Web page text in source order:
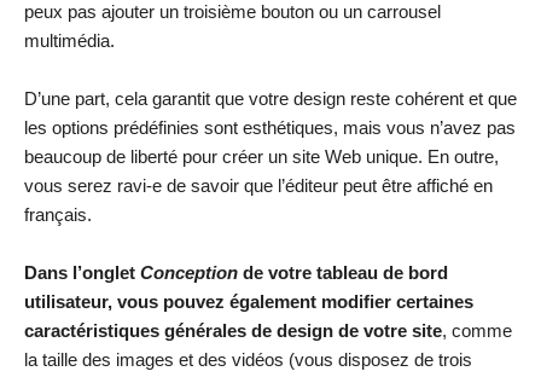
peux pas ajouter un troisième bouton ou un carrousel
multimédia.
D’une part, cela garantit que votre design reste cohérent et que
les options prédéfinies sont esthétiques, mais vous n’avez pas
beaucoup de liberté pour créer un site Web unique. En outre,
vous serez ravi-e de savoir que l’éditeur peut être affiché en
français.
Dans l’onglet Conception de votre tableau de bord
utilisateur, vous pouvez également modifier certaines
caractéristiques générales de design de votre site, comme
la taille des images et des vidéos (vous disposez de trois